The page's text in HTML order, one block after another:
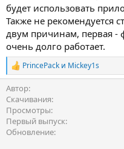
будет использовать
Также не рекомендуется
двум причинам, первая -
очень долго работает.
Р
е
а
к
ц
и
и
:
PrincePack и Mickey1s
Автор
Скачивания
Просмотры
Первый выпуск
Обновление